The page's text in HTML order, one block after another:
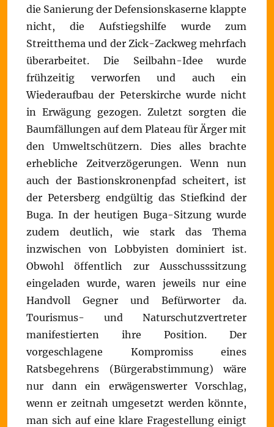
die Sanierung der Defensionskaserne klappte
nicht, die Aufstiegshilfe wurde zum
Streitthema und der Zick-Zackweg mehrfach
überarbeitet. Die Seilbahn-Idee wurde
frühzeitig verworfen und auch ein
Wiederaufbau der Peterskirche wurde nicht
in Erwägung gezogen. Zuletzt sorgten die
Baumfällungen auf dem Plateau für Ärger mit
den Umweltschützern. Dies alles brachte
erhebliche Zeitverzögerungen. Wenn nun
auch der Bastionskronenpfad scheitert, ist
der Petersberg endgültig das Stiefkind der
Buga. In der heutigen Buga-Sitzung wurde
zudem deutlich, wie stark das Thema
inzwischen von Lobbyisten dominiert ist.
Obwohl öffentlich zur Ausschusssitzung
eingeladen wurde, waren jeweils nur eine
Handvoll Gegner und Befürworter da.
Tourismus- und Naturschutzvertreter
manifestierten ihre Position. Der
vorgeschlagene Kompromiss eines
Ratsbegehrens (Bürgerabstimmung) wäre
nur dann ein erwägenswerter Vorschlag,
wenn er zeitnah umgesetzt werden könnte,
man sich auf eine klare Fragestellung einigt